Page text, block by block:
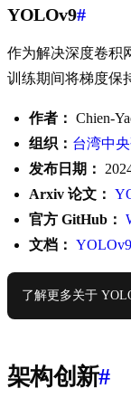
YOLOv9#
作为解决深度卷积
训练期间将梯度保
作者： Chien-
组织： 台湾中
发布日期：
Arxiv 论文：
官方 GitHub：
文档：
了解更多关于
架构创新#